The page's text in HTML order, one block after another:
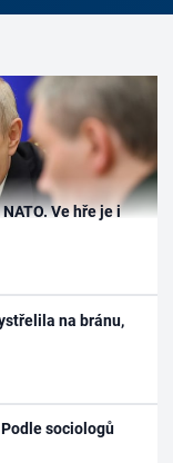
Ve hře je i
na bránu,
sociologů